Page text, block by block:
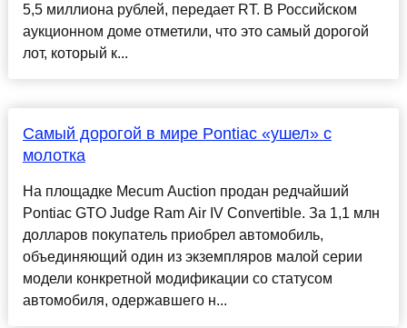
5,5 миллиона рублей, передает RT. В Российском
аукционном доме отметили, что это самый дорогой
лот, который к...
Самый дорогой в мире Pontiac «ушел» с
молотка
На площадке Mecum Auction продан редчайший
Pontiac GTO Judge Ram Air IV Convertible. За 1,1 млн
долларов покупатель приобрел автомобиль,
объединяющий один из экземпляров малой серии
модели конкретной модификации со статусом
автомобиля, одержавшего н...